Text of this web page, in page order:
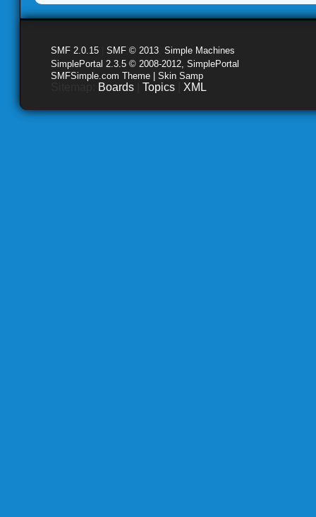
SMF 2.0.15 SMF © 2013 Simple Machines
SimplePortal 2.3.5 © 2008-2012, SimplePortal
SMFSimple.com Theme | Skin Samp
Boards Topics XML